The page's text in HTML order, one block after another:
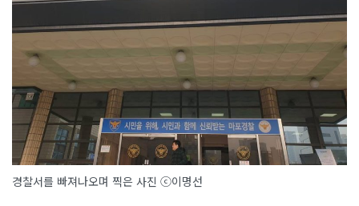
경찰서를 빠져나오며 찍은 사진 ⓒ이명선